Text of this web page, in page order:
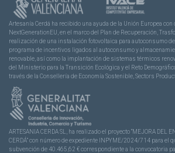
Artesanía Cerdá ha recibido una ayuda de la Unión Europea con
NextGenerationEU, en el marco del Plan de Recuperación,
realización de una instalación fotovoltaica para autoconsumo
programa de incentivos ligados al autoconsumo y
renovable, así como la implantación de sistemas térmicos
del Ministerio para la Transición Ecológica y el Reto
través de la Consellería de Economía Sostenible, Sectors
ARTESANIA CERDA SL, ha realizado el proyecto “MEJORA DEL
CERDÁ” con número de expediente INPYME/2024/714 para el
subvención de 40.465,62 € correspondiente a la convocatoria